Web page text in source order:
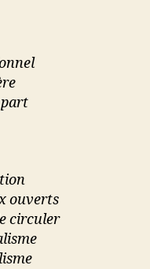
ouverts
circuler